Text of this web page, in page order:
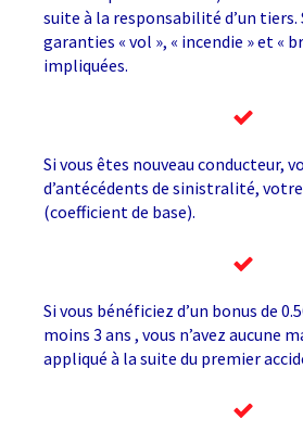
suite à la responsabilité d’un tiers.
garanties « vol », « incendie » et «
impliquées.
Si vous êtes nouveau conducteur,
d’antécédents de sinistralité, votre
(coefficient de base).
Si vous bénéficiez d’un bonus de
moins 3 ans , vous n’avez aucune
appliqué à la suite du premier